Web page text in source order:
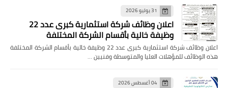
31 يوليو 2026
اعلان وظائف شركة استثمارية كبرى عدد 22
وظيفة خالية بأقسام الشركة المختلفة
اعلان وظائف شركة استثمارية كبرى عدد 22 وظيفة خالية بأقسام الشركة المختلفة
هذه الوظائف للمؤهلات العليا والمتوسطة وفنيين …
04 أغسطس 2026